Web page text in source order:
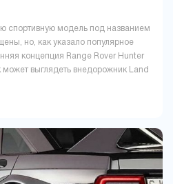
спортивную модель под названием
но, как указало популярное
концепция Range Rover Hunter
может выглядеть внедорожник Land